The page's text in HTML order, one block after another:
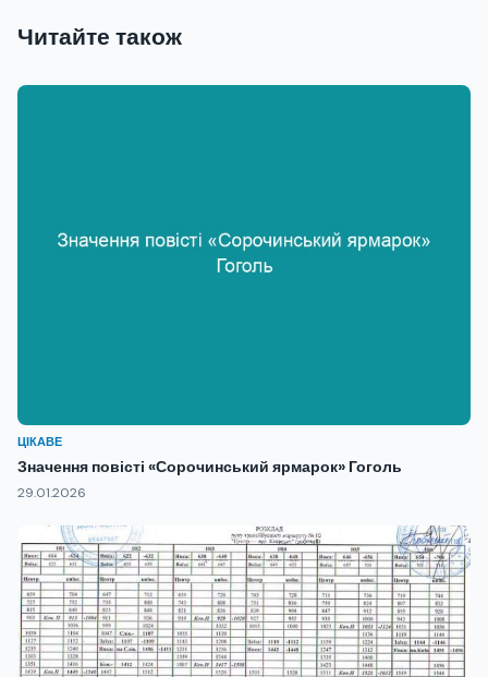
Читайте також
ЦІКАВЕ
Значення повісті «Сорочинський ярмарок» Гоголь
29.01.2026